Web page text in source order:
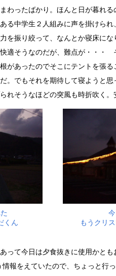
ったばかり。ほんと日が暮れる
る中学生２人組みに声を掛けら
振り絞って、なんとか寝床にな
適そうなのだが、難点が・・・
があったのでそこにテントを張る
。でもそれを期待して寝ようと
そうなほどの突風も時折吹く。
くん
もうクリ
て今日は夕食抜きに使用かとも
をえていたので、ちょっと行っ